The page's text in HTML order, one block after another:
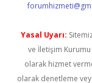
Yasal Uyarı:
ve İletişim Kurumu
olarak hizmet
olarak denetleme